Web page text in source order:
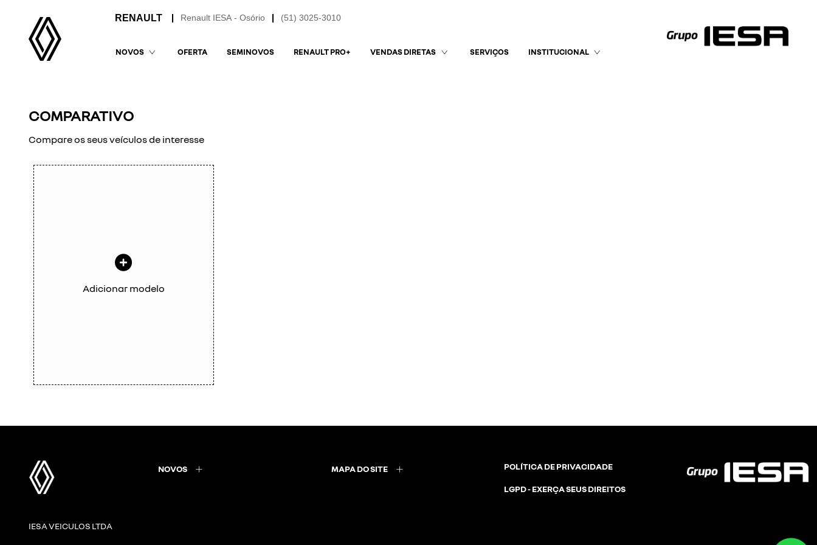
(51) 3025-3010
Renault IESA - Osório
NOVOS OFERTA SEMINOVOS RENAULT PRO+ VENDAS DIRETAS SERVIÇOS INSTITUCIONAL
COMPARATIVO
Compare os seus veículos de interesse
Adicionar modelo
NOVOS MAPA DO SITE POLÍTICA DE PRIVACIDADE
LGPD - EXERÇA SEUS DIREITOS
IESA VEICULOS LTDA